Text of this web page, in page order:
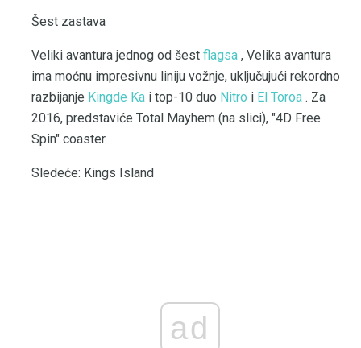
Šest zastava
Veliki avantura jednog od šest flagsa , Velika avantura
ima moćnu impresivnu liniju vožnje, uključujući rekordno
razbijanje Kingde Ka i top-10 duo Nitro i El Toroa . Za
2016, predstaviće Total Mayhem (na slici), "4D Free
Spin" coaster.
Sledeće: Kings Island
ad